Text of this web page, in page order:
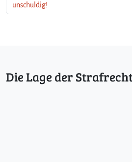
unschuldig!
Die Lage der